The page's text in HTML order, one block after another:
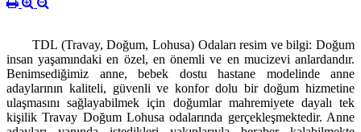
TDL (Travay, Doğum, Lohusa) Odaları resim ve bilgi: Doğum
insan yaşamındaki en özel, en önemli ve en mucizevi anlardandır.
Benimsediğimiz anne, bebek dostu hastane modelinde anne
adaylarının kaliteli, güvenli ve konfor dolu bir doğum hizmetine
ulaşmasını sağlayabilmek için doğumlar mahremiyete dayalı tek
kişilik Travay Doğum Lohusa odalarında gerçekleşmektedir. Anne